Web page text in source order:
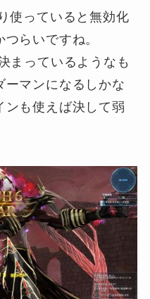
使っていると無効化
らいですね。
まっているようなも
ーマンになるしかな
も使えば決して弱